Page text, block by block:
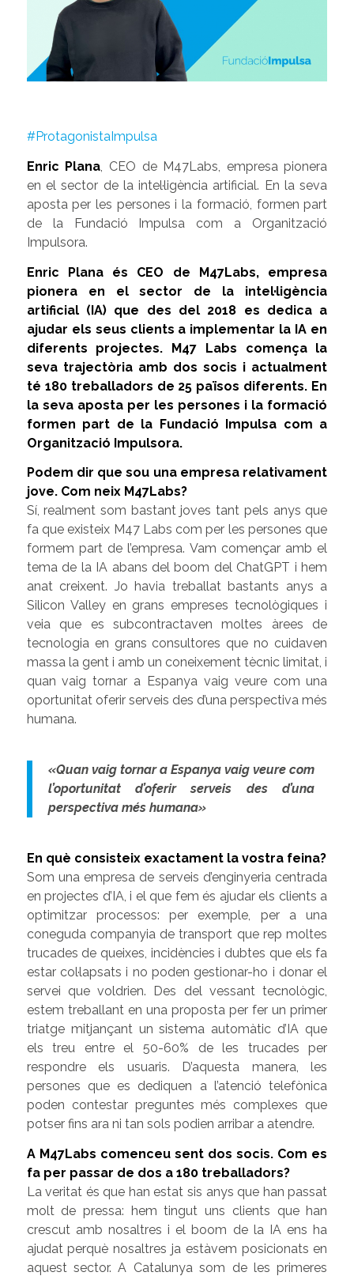
#ProtagonistaImpulsa
Enric Plana, CEO de M47Labs, empresa pionera
en el sector de la intel·ligència artificial. En la seva
aposta per les persones i la formació, formen part
de la Fundació Impulsa com a Organització
Impulsora.
Enric Plana és CEO de M47Labs, empresa
pionera en el sector de la intel·ligència
artificial (IA) que des del 2018 es dedica a
ajudar els seus clients a implementar la IA en
diferents projectes. M47 Labs comença la
seva trajectòria amb dos socis i actualment
té 180 treballadors de 25 països diferents. En
la seva aposta per les persones i la formació
formen part de la Fundació Impulsa com a
Organització Impulsora.
Podem dir que sou una empresa relativament
jove. Com neix M47Labs?
Sí, realment som bastant joves tant pels anys que
fa que existeix M47 Labs com per les persones que
formem part de l’empresa. Vam començar amb el
tema de la IA abans del boom del ChatGPT i hem
anat creixent. Jo havia treballat bastants anys a
Silicon Valley en grans empreses tecnològiques i
veia que es subcontractaven moltes àrees de
tecnologia en grans consultores que no cuidaven
massa la gent i amb un coneixement tècnic limitat, i
quan vaig tornar a Espanya vaig veure com una
oportunitat oferir serveis des d’una perspectiva més
humana.
«Quan vaig tornar a Espanya vaig veure com
l’oportunitat d’oferir serveis des d’una
perspectiva més humana»
En què consisteix exactament la vostra feina?
Som una empresa de serveis d’enginyeria centrada
en projectes d’IA, i el que fem és ajudar els clients a
optimitzar processos: per exemple, per a una
coneguda companyia de transport que rep moltes
trucades de queixes, incidències i dubtes que els fa
estar col·lapsats i no poden gestionar-ho i donar el
servei que voldrien. Des del vessant tecnològic,
estem treballant en una proposta per fer un primer
triatge mitjançant un sistema automàtic d’IA que
els treu entre el 50-60% de les trucades per
respondre els usuaris. D’aquesta manera, les
persones que es dediquen a l’atenció telefònica
poden contestar preguntes més complexes que
potser fins ara ni tan sols podien arribar a atendre.
A M47Labs comenceu sent dos socis. Com es
fa per passar de dos a 180 treballadors?
La veritat és que han estat sis anys que han passat
molt de pressa: hem tingut uns clients que han
crescut amb nosaltres i el boom de la IA ens ha
ajudat perquè nosaltres ja estàvem posicionats en
aquest sector. A Catalunya som de les primeres